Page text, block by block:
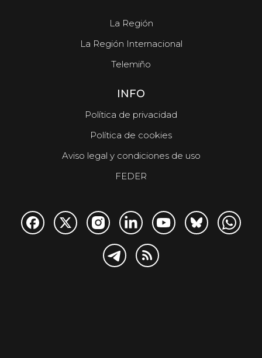
La Región
La Región Internacional
Telemiño
INFO
Política de privacidad
Política de cookies
Aviso legal y condiciones de uso
FEDER